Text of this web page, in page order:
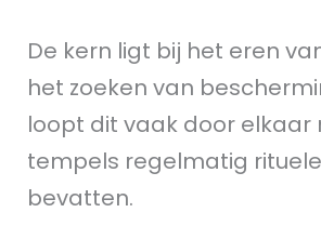
De kern ligt bij het eren
het zoeken van
loopt dit vaak door elkaar
tempels regelmatig
bevatten.